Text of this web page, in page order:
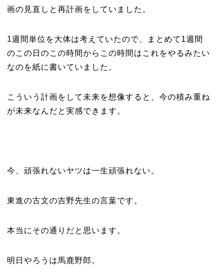
画の見直しと再計画をしていました。
1週間単位を大体は考えていたので、まとめて1週間
のこの日のこの時間からこの時間はこれをやるみたい
なのを紙に書いていました。
こういう計画をして未来を想像すると、今の積み重ね
が未来なんだと実感できます。
今、頑張れないヤツは一生頑張れない。
東進の古文の吉野先生の言葉です。
本当にその通りだと思います。
明日やろうは馬鹿野郎。